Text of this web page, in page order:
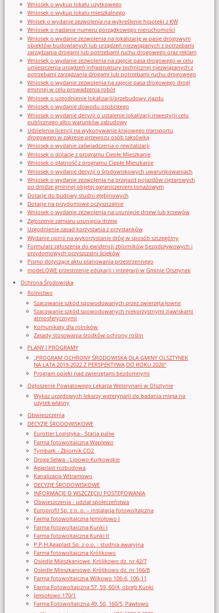
Wniosek o wykup lokalu użytkowego
Wniosek o wykup lokalu mieszkalnego
Wnisek o wydanie zezwolenia na wykreślenie hipoteki z KW
Wniosek o nadanie numeru porządkowego nieruchomości
Wniosek o wydanie zezwolenia na lokalizację w pasie drogowym
obiektów budowlanych lub urządzeń niezwiązanych z potrzebami
zarządzania drogami lub potrzebami ruchu drogowego oraz reklam
Wniosek o wydanie zezwolenia na zajęcie pasa drogowego w celu
umieszczenia urządzeń infrastruktury technicznej niezwiązanych z
potrzebami zarządzania drogami lub potrzebami ruchu drogowego
Wniosek o wydanie zezwolenia na zajęcie pasa drogowego drogi
gminnej w celu prowadzenia robót
Wniosek o uzgodnienie lokalizacji/przebudowy zjazdu
Wniosek o wydanie dowodu osobistego
Wniosek o wydanie decyzji o ustalenie lokalizacji inwestycji celu
publicznego albo warunków zabudowy
Udzielenia licencji na wykonywanie krajowego transportu
drogowego w zakresie przewozu osób taksówką
Wniosek o wydanie zaświadczenia o rewitalizacji
Wniosek o dotację z programu Ciepłe Mieszkanie
Wniosek o płatność z programu Ciepłe Mieszkanie
Wniosek o wydanie decyzji o środowiskowych uwarunkowaniach
Wniosek o wydanie zezwolenia na przejazd pojazdów ciężarowych
po drodze gminnej objętej ograniczeniem tonażowym
Dotacje do budowy studni głębinowych
Dotacje na przydomowe oczyszczalnie
Wniosek o wydanie zezwolenia na usunięcie drzew lub krzewów
Zgłoszenie zamiaru usunięcia drzew
Uzgodnienie zasad korzystania z przystanków
Wydanie opinii na wykorzystanie dróg w sposób szczególny
Formularz zgłoszenia do ewidencji zbiorników bezodpływowych i
przydomowych oczyszczalni ścieków
Pismo dotyczące aktu planowania przestrzennego
modeLOWE przestrzenie edukacji i integracji w Gminie Olsztynek
Ochrona Środowiska
Rolnictwo
Szacowanie szkód spowodowanych przez zwierzęta łowne
Szacowanie szkód spowodowanych niekorzystnymi zjawiskami
atmosferycznymi
Komunikaty dla rolników
Zasady stosowania środków ochrony roślin
PLANY I PROGRAMY
„PROGRAM OCHRONY ŚRODOWISKA DLA GMINY OLSZTYNEK
NA LATA 2019-2022 Z PERSPEKTYWĄ DO ROKU 2026”
Program opieki nad zwierzętami bezdomnymi
Ogloszenie Powiatowego Lekarza Weterynarii w Olsztynie
Wykaz urzędowych lekarzy weterynarii do badania mięsa na
użytek własny
Obwieszczenia
DECYZJE ŚRODOWISKOWE
Eurotter Logistyka - Stacja paliw
Farma fotowoltaiczna Waplewo
Tymbark - Zbiornik CO2
Droga Selwa - Lipowo Kurkowskie
Agaplast rozbudowa
Kanalizacja Witramowo
DECYZJE ŚRODOWISKOWE
INFORMACJE O WSZCZĘCIU POSTĘPOWANIA
Obwieszczenia - udział społeczeństwa
Europrofil Sp. z o. o. – instalacja fotowoltaiczna
Farma fotowoltaiczna Jemiołowo I
Farma fotowoltaiczna Kunki I
Farma fotowoltaiczna Kunki II
P.P-H.Agaplast Sp. z o.o. - studnia awaryjna
Farma fotowoltaiczna Królikowo
Osiedle Mieszkaniowe, Królikowo dz. nr 42/7
Osiedle Mieszkaniowe, Królikowo dz. nr 166/8
Farma fotowoltaiczna Wilkowo 106-6, 106-11
Farma Fotowoltaiczna 57, 59, 60/4, obręb Kunki
Jemiołowo 170/1
Farma Fotowoltaiczna 49, 50, 160/5, Pawłowo